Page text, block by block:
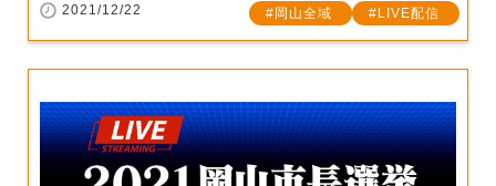
2021/12/22 岡山全域 LIVE配信